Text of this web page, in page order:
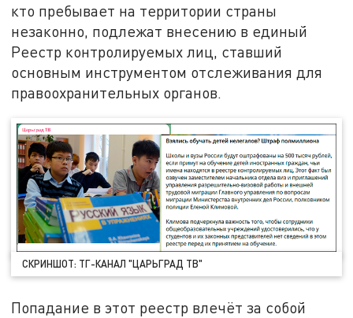
кто пребывает на территории страны
незаконно, подлежат внесению в единый
Реестр контролируемых лиц, ставший
основным инструментом отслеживания для
правоохранительных органов.
СКРИНШОТ: ТГ-КАНАЛ "ЦАРЬГРАД ТВ"
Попадание в этот реестр влечёт за собой